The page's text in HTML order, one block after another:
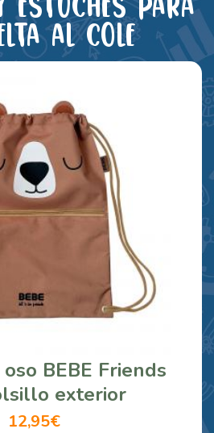
al cole
BEBE Friends
exterior
12,95€